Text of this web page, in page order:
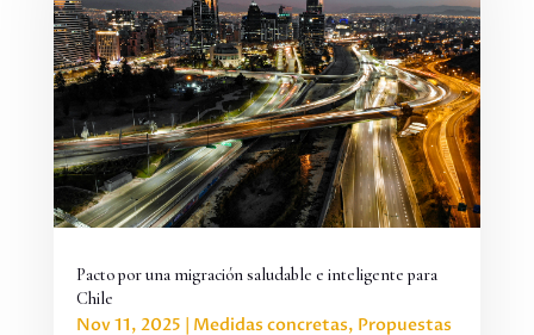
Pacto por una migración saludable e inteligente para
Chile
Nov 11, 2025 | Medidas concretas, Propuestas